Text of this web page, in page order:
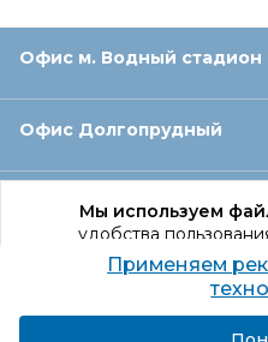
Мы используем
удобства
качества
Продолжая
согласие на
Офис м. Водный стадион
Офис Долгопрудный
Офис Санкт‑Петербург
Оформление заказа
Применяем